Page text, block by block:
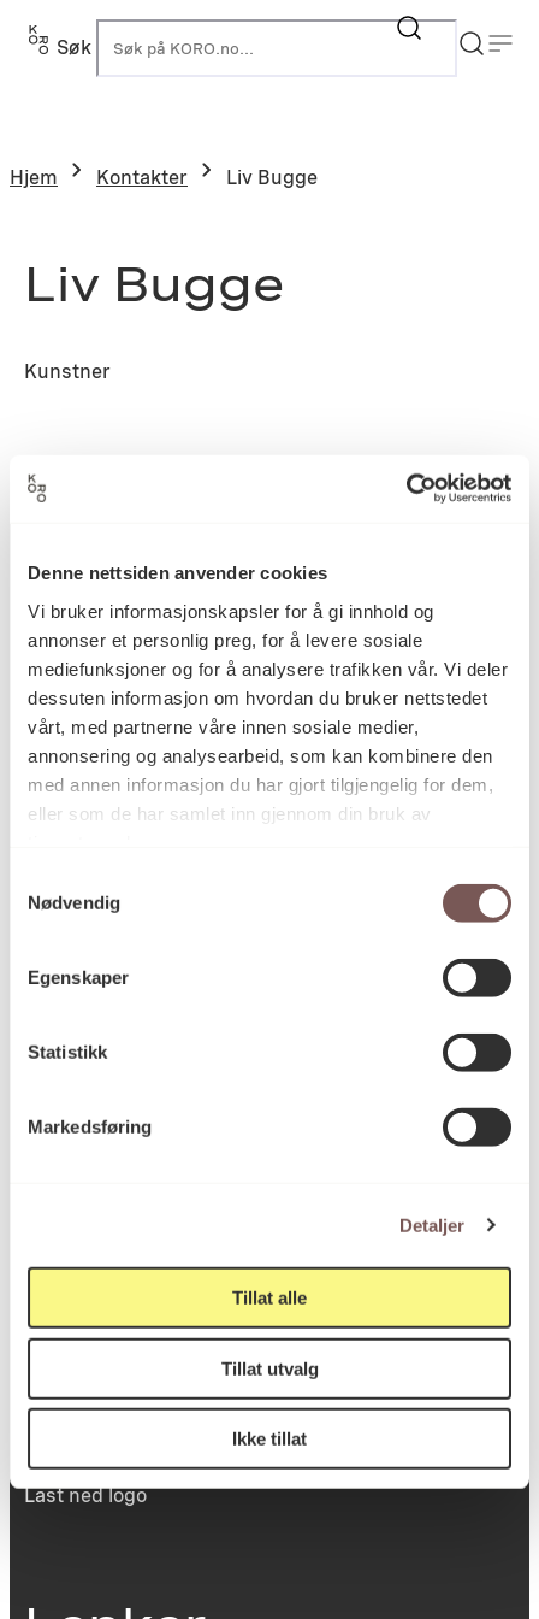
Denne nettsiden anvender cookies
Vi bruker informasjonskapsler for å gi innhold og
annonser et personlig preg, for å levere sosiale
mediefunksjoner og for å analysere trafikken vår. Vi deler
dessuten informasjon om hvordan du bruker nettstedet
vårt, med partnerne våre innen sosiale medier,
annonsering og analysearbeid, som kan kombinere den
med annen informasjon du har gjort tilgjengelig for dem,
eller som de har samlet inn gjennom din bruk av
Nødvendig
Egenskaper
Statistikk
Markedsføring
Detaljer
Tillat alle
Tillat utvalg
Ikke tillat
Søk
Hjem Kontakter Liv Bugge
Liv Bugge
Kunstner
Postadresse
Postboks 6994
St. Olavs plass
0130 Oslo
inngang Løkkeveien,
Viktig info
Utbetaling og fakturering
Personvernerklæring
Dokumentasjonsskjema
Last ned logo